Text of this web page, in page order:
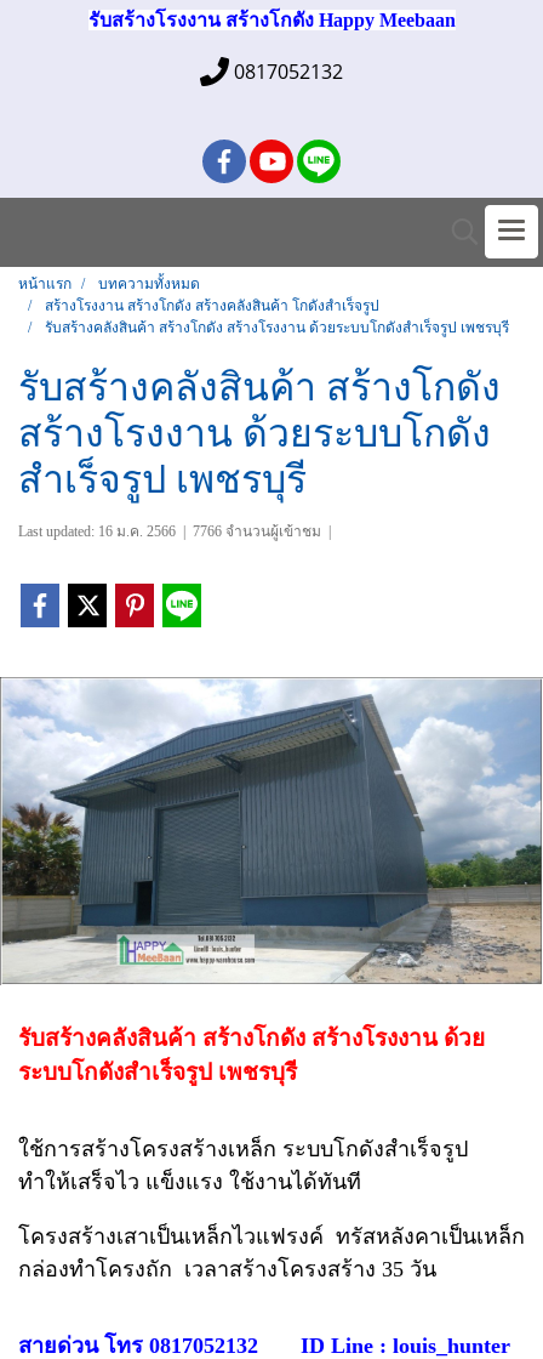
รับสร้างโรงงาน สร้างโกดัง Happy Meebaan
0817052132
หน้าแรก
บทความทั้งหมด
สร้างโรงงาน สร้างโกดัง สร้างคลังสินค้า โกดังสำเร็จรูป
รับสร้างคลังสินค้า สร้างโกดัง สร้างโรงงาน ด้วยระบบโกดังสำเร็จรูป เพชรบุรี
รับสร้างคลังสินค้า สร้างโกดัง
สร้างโรงงาน ด้วยระบบโกดัง
สำเร็จรูป เพชรบุรี
Last updated: 16 ม.ค. 2566 7766 จำนวนผู้เข้าชม
รับสร้างคลังสินค้า สร้างโกดัง สร้างโรงงาน ด้วย
ระบบโกดังสำเร็จรูป เพชรบุรี
ใช้การสร้างโครงสร้างเหล็ก ระบบโกดังสำเร็จรูป
ทำให้เสร็จไว แข็งแรง ใช้งานได้ทันที
โครงสร้างเสาเป็นเหล็กไวแฟรงค์ ทรัสหลังคาเป็นเหล็ก
กล่องทำโครงถัก เวลาสร้างโครงสร้าง 35 วัน
สายด่วน โทร 0817052132 ID Line : louis_hunter